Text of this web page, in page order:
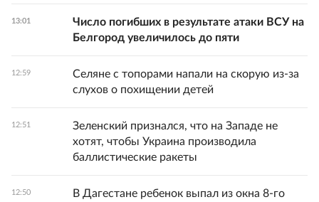
13:01
Число погибших в результате атаки ВСУ на
Белгород увеличилось до пяти
12:59
Селяне с топорами напали на скорую из-за
слухов о похищении детей
12:51
Зеленский признался, что на Западе не
хотят, чтобы Украина производила
баллистические ракеты
12:50
В Дагестане ребенок выпал из окна 8-го